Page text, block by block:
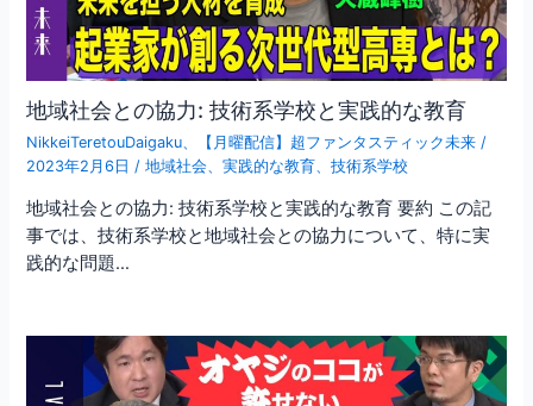
地域社会との協力: 技術系学校と実践的な教育
NikkeiTeretouDaigaku 【月曜配信】超ファンタスティック未来 /
2023年2月6日 /地域社会 、実践的な教育 、技術系学校
地域社会との協力: 技術系学校と実践的な教育 要約 この記
事では、技術系学校と地域社会との協力について、特に実
践的な問題…